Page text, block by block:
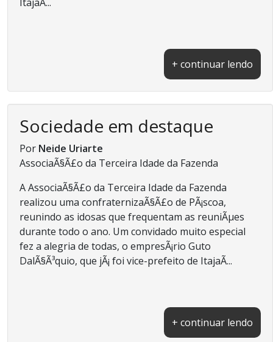
+ continuar lendo
Sociedade em destaque
Por Neide Uriarte
AssociaÃ§Ã£o da Terceira Idade da Fazenda
A AssociaÃ§Ã£o da Terceira Idade da Fazenda
realizou uma confraternizaÃ§Ã£o de PÃ¡scoa,
reunindo as idosas que frequentam as reuniÃµes
durante todo o ano. Um convidado muito especial
fez a alegria de todas, o empresÃ¡rio Guto
DalÃ§Ã³quio, que jÃ¡ foi vice-prefeito de ItajaÃ­...
+ continuar lendo